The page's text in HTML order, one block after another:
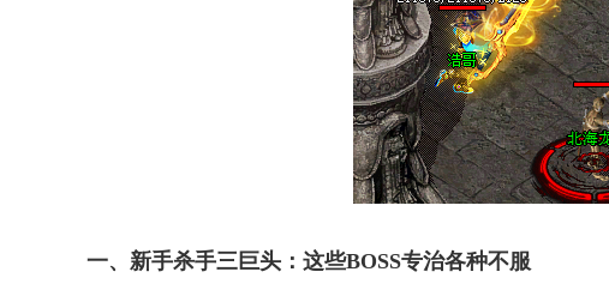
一、新手杀手三巨头：这些BOSS专治各种不服